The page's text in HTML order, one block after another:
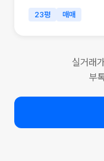
23평 매매
실거래
부